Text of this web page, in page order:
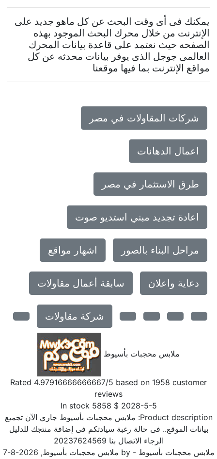
يمكنك فى أى وقت البحث عن كل ماهو جديد على
الإنترنت من خلال محرك البحث الموجود بهذه
الصفحه حيث نعتمد على قاعدة بيانات المحرك
العالمى جوجل الذى يوفر بيانات محدثه عن كل
مواقع الإنترنت بما فيها موقعنا
شركات المقاولات في مصر
اعمال الدهانات
طرق الاستثمار في مصر
اعادة تجديد مبني استديو صوت
مراحل البناء بالصور اشهار مواقع
دعاية واعلان سابقة أعمال مقاولات
شركة مقاولات
ملابس محجبات بأسيوط
Rated4.97916666666667 /5 based on1958customer
reviews
2028-5-5
$
5858
In stock
Product ملابس محجبات بأسيوط جاري الآن تجميع
بيانات الموقع.. فى حالة رغبة سيادتكم فى إضافة منتجك للدليل
الرجاء الاتصال بنا 20237624569
محجبات بأسيوط- by ملابس محجبات بأسيوط,
2026-8-7